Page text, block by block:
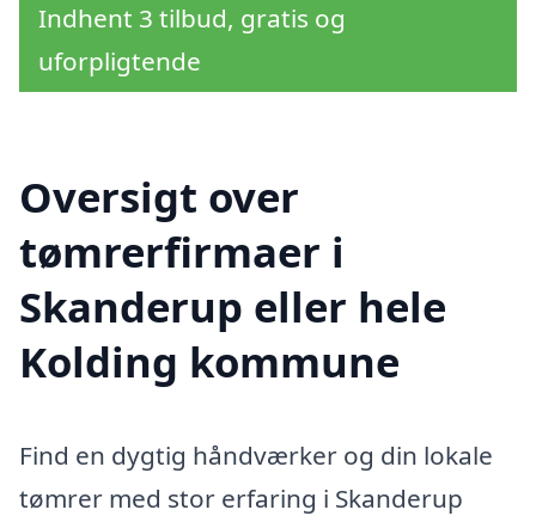
Indhent 3 tilbud, gratis og
uforpligtende
Oversigt over
tømrerfirmaer i
Skanderup eller hele
Kolding kommune
Find en dygtig håndværker og din lokale
tømrer med stor erfaring i Skanderup